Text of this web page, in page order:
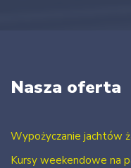
Nasza oferta
Wypożyczanie jachtów
Kursy weekendowe na